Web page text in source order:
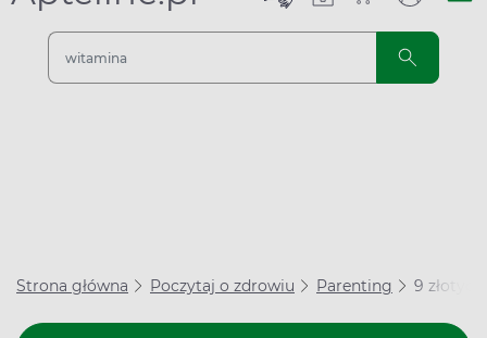
Strona główna Poczytaj o zdrowiu Parenting 9